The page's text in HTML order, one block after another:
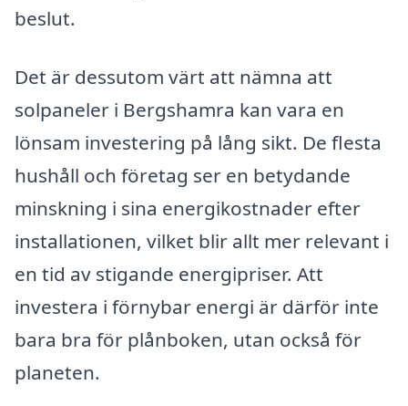
beslut.
Det är dessutom värt att nämna att
solpaneler i Bergshamra kan vara en
lönsam investering på lång sikt. De flesta
hushåll och företag ser en betydande
minskning i sina energikostnader efter
installationen, vilket blir allt mer relevant i
en tid av stigande energipriser. Att
investera i förnybar energi är därför inte
bara bra för plånboken, utan också för
planeten.